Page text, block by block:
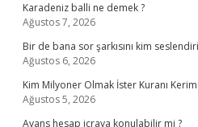
Karadeniz balli ne demek ?
Ağustos 7, 2026
Bir de bana sor şarkısını kim
Ağustos 6, 2026
Kim Milyoner Olmak İster Kuranı
Ağustos 5, 2026
Avans hesap icraya konulabilir mi ?